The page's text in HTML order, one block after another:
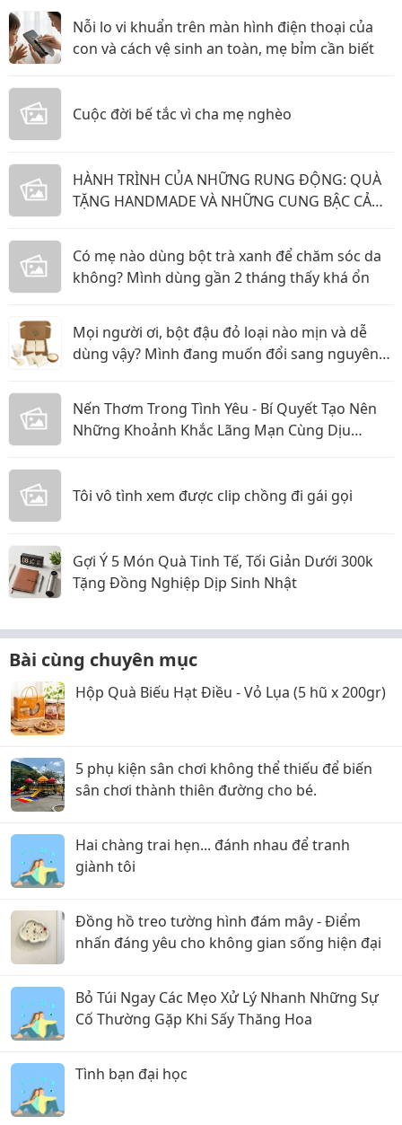
Nỗi lo vi khuẩn trên màn hình điện thoại của
con và cách vệ sinh an toàn, mẹ bỉm cần biết
Cuộc đời bế tắc vì cha mẹ nghèo
HÀNH TRÌNH CỦA NHỮNG RUNG ĐỘNG: QUÀ
TẶNG HANDMADE VÀ NHỮNG CUNG BẬC CẢM
Có mẹ nào dùng bột trà xanh để chăm sóc da
không? Mình dùng gần 2 tháng thấy khá ổn
Mọi người ơi, bột đậu đỏ loại nào mịn và dễ
dùng vậy? Mình đang muốn đổi sang nguyên
Nến Thơm Trong Tình Yêu - Bí Quyết Tạo Nên
Những Khoảnh Khắc Lãng Mạn Cùng Dịu
Tôi vô tình xem được clip chồng đi gái gọi
Gợi Ý 5 Món Quà Tinh Tế, Tối Giản Dưới 300k
Tặng Đồng Nghiệp Dịp Sinh Nhật
Bài cùng chuyên mục
Hộp Quà Biếu Hạt Điều - Vỏ Lụa (5 hũ x 200gr)
5 phụ kiện sân chơi không thể thiếu để biến
sân chơi thành thiên đường cho bé.
Hai chàng trai hẹn... đánh nhau để tranh
giành tôi
Đồng hồ treo tường hình đám mây - Điểm
nhấn đáng yêu cho không gian sống hiện đại
Bỏ Túi Ngay Các Mẹo Xử Lý Nhanh Những Sự
Cố Thường Gặp Khi Sấy Thăng Hoa
Tình bạn đại học